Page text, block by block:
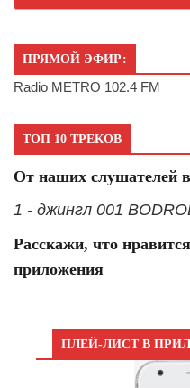
ПРЯМОЙ ЭФИР:
Radio METRO 102.4 FM
ТОП 10 ТРЕКОВ
От наших слушателей
1 - джингл 001
Расскажи, что
приложения
ПЛЕЙ-ЛИСТ В